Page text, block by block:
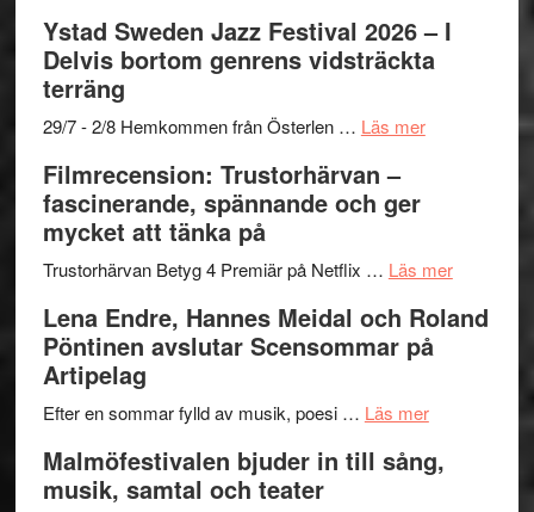
med
Fox
och
Scully
stipendium
Det
grönaste
–
och
lättsam
Ystad Sweden Jazz Festival 2026 – I
Delvis bortom genrens vidsträckta
terräng
29/7 - 2/8 Hemkommen från Österlen … Läs merom
2026
I
Delvis
genrens
terräng
Filmrecension: Trustorhärvan –
fascinerande, spännande och ger
mycket att tänka på
Trustorhärvan Betyg 4 Premiär på Netflix … Läs merom
Lena Endre, Hannes Meidal och Roland
Pöntinen avslutar Scensommar på
Artipelag
Efter en sommar fylld av musik, poesi … Läs merom
Endre,
Malmöfestivalen bjuder in till sång,
musik, samtal och teater